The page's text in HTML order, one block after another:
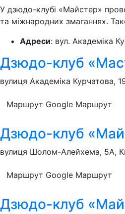
У дзюдо-клубі «Майстер»
та міжнародних змаганнях.
Адреси: вул. Академіка
Дзюдо-клуб
вулиця Академіка Курчатова,
Маршрут Google Маршрут
Дзюдо-клуб
вулиця Шолом-Алейхема, 5А,
Маршрут Google Маршрут
Дзюдо-клуб